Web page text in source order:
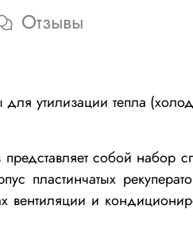
Отзывы
утилизации тепла
представляет собой
пластинчатых
и